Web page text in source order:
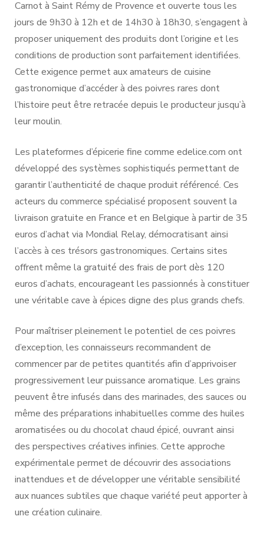
Carnot à Saint Rémy de Provence et ouverte tous les
jours de 9h30 à 12h et de 14h30 à 18h30, s’engagent à
proposer uniquement des produits dont l’origine et les
conditions de production sont parfaitement identifiées.
Cette exigence permet aux amateurs de cuisine
gastronomique d’accéder à des poivres rares dont
l’histoire peut être retracée depuis le producteur jusqu’à
leur moulin.
Les plateformes d’épicerie fine comme edelice.com ont
développé des systèmes sophistiqués permettant de
garantir l’authenticité de chaque produit référencé. Ces
acteurs du commerce spécialisé proposent souvent la
livraison gratuite en France et en Belgique à partir de 35
euros d’achat via Mondial Relay, démocratisant ainsi
l’accès à ces trésors gastronomiques. Certains sites
offrent même la gratuité des frais de port dès 120
euros d’achats, encourageant les passionnés à constituer
une véritable cave à épices digne des plus grands chefs.
Pour maîtriser pleinement le potentiel de ces poivres
d’exception, les connaisseurs recommandent de
commencer par de petites quantités afin d’apprivoiser
progressivement leur puissance aromatique. Les grains
peuvent être infusés dans des marinades, des sauces ou
même des préparations inhabituelles comme des huiles
aromatisées ou du chocolat chaud épicé, ouvrant ainsi
des perspectives créatives infinies. Cette approche
expérimentale permet de découvrir des associations
inattendues et de développer une véritable sensibilité
aux nuances subtiles que chaque variété peut apporter à
une création culinaire.